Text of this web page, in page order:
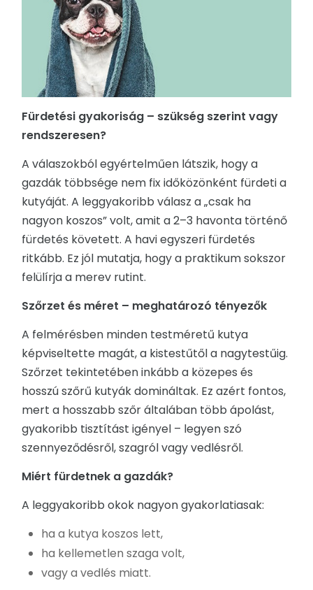
Fürdetési gyakoriság – szükség szerint vagy
rendszeresen?
A válaszokból egyértelműen látszik, hogy a
gazdák többsége nem fix időközönként fürdeti a
kutyáját. A leggyakoribb válasz a „csak ha
nagyon koszos” volt, amit a 2–3 havonta történő
fürdetés követett. A havi egyszeri fürdetés
ritkább. Ez jól mutatja, hogy a praktikum sokszor
felülírja a merev rutint.
Szőrzet és méret – meghatározó tényezők
A felmérésben minden testméretű kutya
képviseltette magát, a kistestűtől a nagytestűig.
Szőrzet tekintetében inkább a közepes és
hosszú szőrű kutyák domináltak. Ez azért fontos,
mert a hosszabb szőr általában több ápolást,
gyakoribb tisztítást igényel – legyen szó
szennyeződésről, szagról vagy vedlésről.
Miért fürdetnek a gazdák?
A leggyakoribb okok nagyon gyakorlatiasak:
ha a kutya koszos lett,
ha kellemetlen szaga volt,
vagy a vedlés miatt.